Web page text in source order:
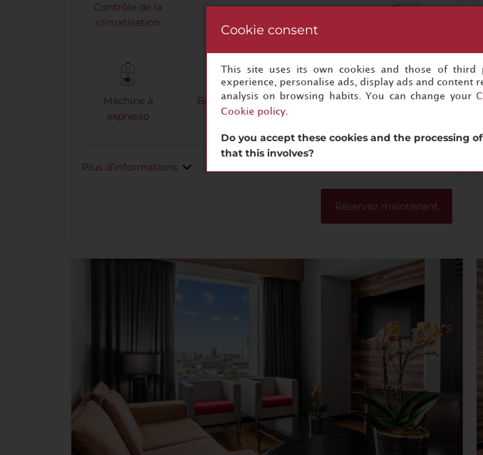
Contrôle de la
climatisation
pluies
Machine à
expresso
Bouilloire Peignoir
Plus d’informations
Réservez maintenant
Cookie consent
This site uses its own cookies and those of third
experience, personalise ads, display ads and content
analysis on browsing habits. You can change your
Cookie policy.
Do you accept these cookies and the processing
that this involves?